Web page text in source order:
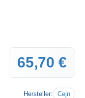
65,70 €
Hersteller: Cejn